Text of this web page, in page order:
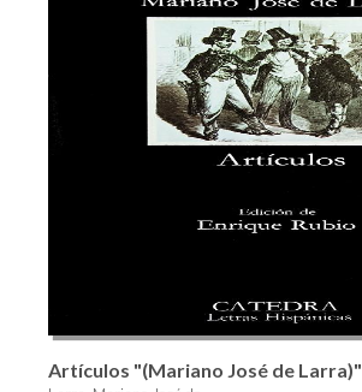
Artículos "(Mariano José de Larra)"